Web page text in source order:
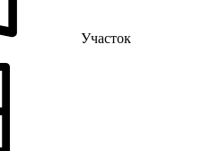
Участок